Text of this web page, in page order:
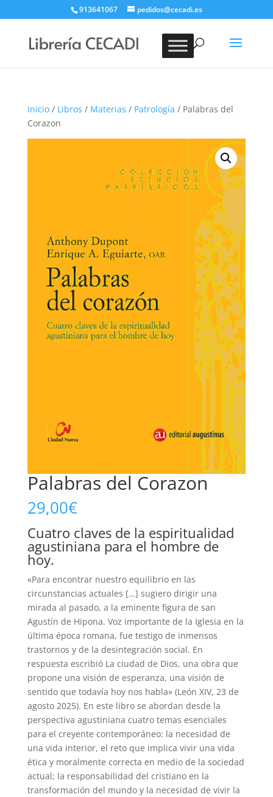
913641067 pedidos@cecadi.es
BUSCAR
Inicio/ Libros / Materias / Patrología / Palabras del
Corazon
Palabras del Corazon
29,00€
Cuatro claves de la espiritualidad
agustiniana para el hombre de
hoy.
«Para encontrar nuestro equilibrio en las
circunstancias actuales […] sugiero dirigir una
mirada al pasado, a la eminente figura de san
Agustín de Hipona. Voz importante de la Iglesia en la
última época romana, fue testigo de inmensos
trastornos y de la desintegración social. En
respuesta escribió La ciudad de Dios, una obra que
propone una visión de esperanza, una visión de
sentido que todavía hoy nos habla» (León XIV, 23 de
agosto 2025). En este libro se abordan desde la
perspectiva agustiniana cuatro temas esenciales
para el creyente contemporáneo: la necesidad de
una vida interior, el reto que implica vivir una vida
ética y moralmente correcta en medio de la sociedad
actual; la responsabilidad del cristiano en la
transformación del mundo y la necesidad de vivir la